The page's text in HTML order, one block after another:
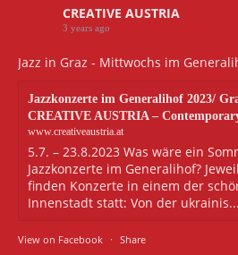
CREATIVE AUSTRIA
3 years ago
Jazz in Graz - Mittwochs im
Jazzkonzerte im Generalihof 2023/
CREATIVE AUSTRIA –
www.creativeaustria.at
5.7. – 23.8.2023 Was wäre ein
Jazzkonzerte im Generalihof?
finden Konzerte in einem der
Innenstadt statt: Von der ukrainis...
View on Facebook · Share